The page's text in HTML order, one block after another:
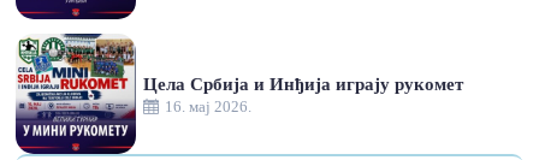
16. мај 2026.
Цела Србија и Инђија играју рукомет